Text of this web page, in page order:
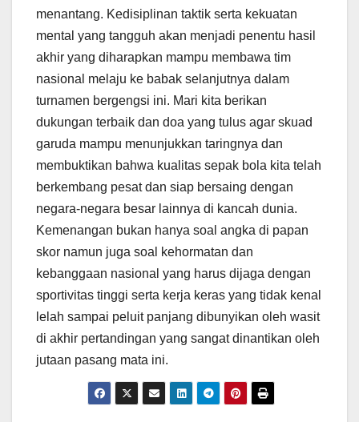
menantang. Kedisiplinan taktik serta kekuatan
mental yang tangguh akan menjadi penentu hasil
akhir yang diharapkan mampu membawa tim
nasional melaju ke babak selanjutnya dalam
turnamen bergengsi ini. Mari kita berikan
dukungan terbaik dan doa yang tulus agar skuad
garuda mampu menunjukkan taringnya dan
membuktikan bahwa kualitas sepak bola kita telah
berkembang pesat dan siap bersaing dengan
negara-negara besar lainnya di kancah dunia.
Kemenangan bukan hanya soal angka di papan
skor namun juga soal kehormatan dan
kebanggaan nasional yang harus dijaga dengan
sportivitas tinggi serta kerja keras yang tidak kenal
lelah sampai peluit panjang dibunyikan oleh wasit
di akhir pertandingan yang sangat dinantikan oleh
jutaan pasang mata ini.